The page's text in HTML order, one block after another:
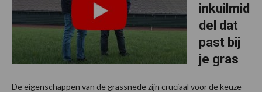
inkuilmid
del dat
past bij
je gras
De eigenschappen van de grassnede zijn cruciaal voor de keuze